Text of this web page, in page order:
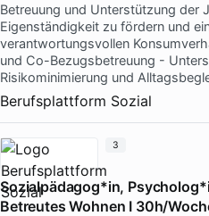
Betreuung und Unterstützung der
Eigenständigkeit zu fördern und
verantwortungsvollen
und Co-Bezugsbetreuung -
Risikominimierung und
Berufsplattform Sozial
Sozialpädagog*in,
Betreutes Wohnen I 30h/
3